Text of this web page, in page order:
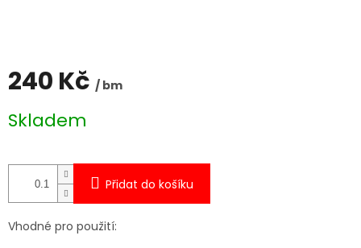
240 Kč / bm
cena:
Skladem
Přidat do košíku
Vhodné pro použití: